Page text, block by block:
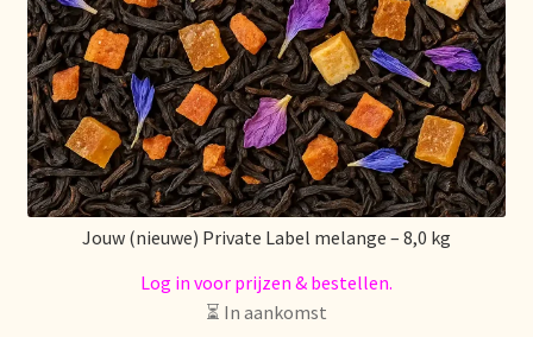
Asuntos de existencias
Aviso legal
Bestellen en levertijd
Bestellung und Lieferzeit
Jouw (nieuwe) Private Label melange – 8,0 kg
Log in voor prijzen & bestellen.
⏳ In aankomst